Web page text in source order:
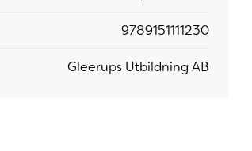
9789151111230
Gleerups Utbildning AB